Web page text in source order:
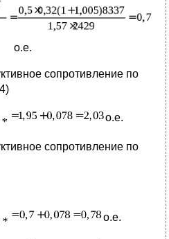
о.е.
сопротивление по
о.е.
сопротивление по
о.е.